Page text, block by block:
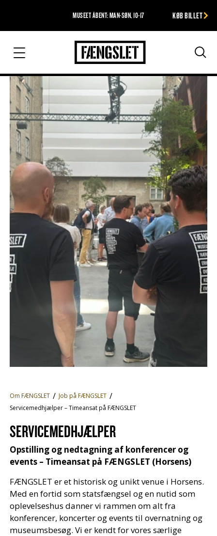
MUSEET ÅBENT: MAN-SØN, 10-17 KØB BILLET
Fængslet
Søg
Om FÆNGSLET
Job på FÆNGSLET
Servicemedhjælper – Timeansat på FÆNGSLET
SERVICEMEDHJÆLPER
Opstilling og nedtagning af konferencer og
events – Timeansat på FÆNGSLET (Horsens)
FÆNGSLET er et historisk og unikt venue i Horsens.
Med en fortid som statsfængsel og en nutid som
oplevelseshus danner vi rammen om alt fra
konferencer, koncerter og events til overnatning og
museumsbesøg. Vi er kendt for vores særlige